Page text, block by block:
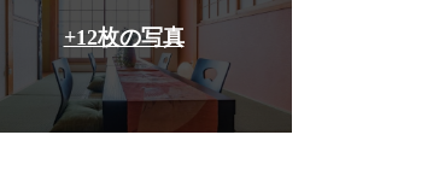
+12枚の写真